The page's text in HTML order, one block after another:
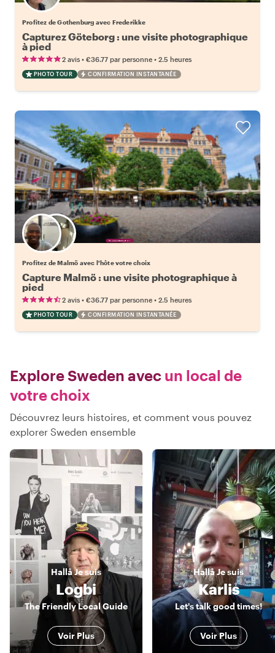
Profitez de Gothenburg avec Frederikke
Capturez Göteborg : une visite photographique
à pied
2 avis • €36.77 par personne • 2.5 heures
PHOTO TOUR CONFIRMATION INSTANTANÉE
Choisissez votre local favori
Profitez de Malmö avec l'hôte votre choix
Capture Malmö : une visite photographique à
pied
2 avis • €36.77 par personne • 2.5 heures
PHOTO TOUR CONFIRMATION INSTANTANÉE
Explore Sweden avec un local de
votre choix
Découvrez leurs histoires, et comment vous pouvez
explorer Sweden ensemble
HallåJe suis
Logbi
The Friendly Local Guide
Voir Plus
HallåJe suis
Karlis
Let's talk good times!
Voir Plus